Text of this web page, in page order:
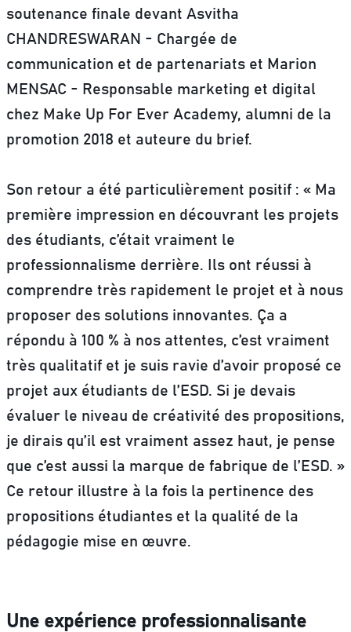
soutenance finale devant Asvitha
CHANDRESWARAN - Chargée de
communication et de partenariats et Marion
MENSAC - Responsable marketing et digital
chez Make Up For Ever Academy, alumni de la
promotion 2018 et auteure du brief.
Son retour a été particulièrement positif : « Ma
première impression en découvrant les projets
des étudiants, c’était vraiment le
professionnalisme derrière. Ils ont réussi à
comprendre très rapidement le projet et à nous
proposer des solutions innovantes. Ça a
répondu à 100 % à nos attentes, c’est vraiment
très qualitatif et je suis ravie d’avoir proposé ce
projet aux étudiants de l’ESD. Si je devais
évaluer le niveau de créativité des propositions,
je dirais qu’il est vraiment assez haut, je pense
que c’est aussi la marque de fabrique de l’ESD. »
Ce retour illustre à la fois la pertinence des
propositions étudiantes et la qualité de la
pédagogie mise en œuvre.
Une expérience professionnalisante